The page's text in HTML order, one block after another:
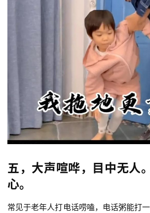
五，大声喧哗，目中无人
心。
常见于老年人打电话唠嗑，电话粥能打